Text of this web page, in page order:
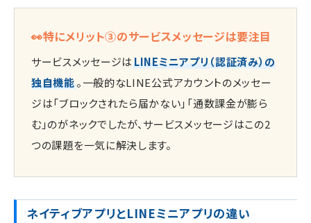
👀特にメリット③のサービスメッセージは要注目
サービスメッセージは LINEミニアプリ（認証済み）の
独自機能。一般的なLINE公式アカウントのメッセー
ジは「ブロックされたら届かない」「通数課金が膨ら
む」のがネックでしたが、サービスメッセージはこの2
つの課題を一気に解決します。
ネイティブアプリとLINEミニアプリの違い